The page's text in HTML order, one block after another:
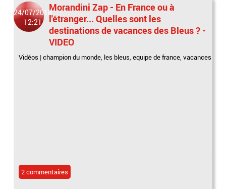
24/07/2018
12:21
Morandini Zap - En France ou à
l'étranger... Quelles sont les
destinations de vacances des Bleus ? -
VIDEO
Vidéos |champion du monde, les bleus,equipe de france,vacances
2 commentaires